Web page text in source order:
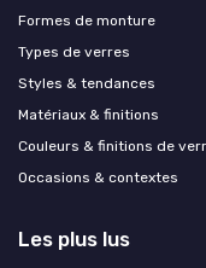
Formes de monture
Types de verres
Styles & tendances
Matériaux & finitions
Couleurs & finitions de
Occasions & contextes
Les plus lus